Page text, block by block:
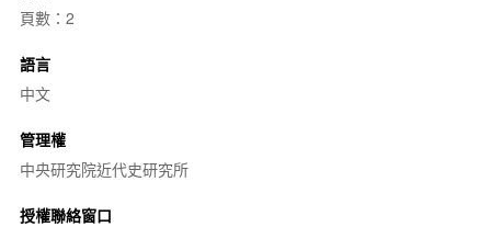
頁數：2
語言
中文
管理權
中央研究院近代史研究所
授權聯絡窗口